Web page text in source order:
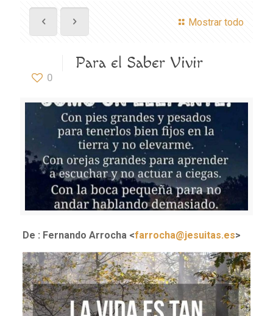
Mostrar todo
0
Para el Saber Vivir
De : Fernando Arrocha <farrocha@jesuitas.es>